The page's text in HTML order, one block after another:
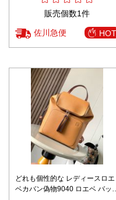
販売個数1件
佐川急便 HOT
どれも個性的な レディースロエ
ベカバン偽物9040 ロエベ バッ